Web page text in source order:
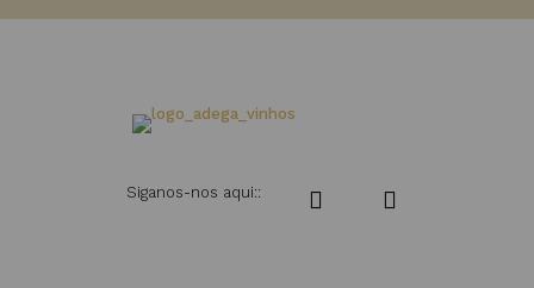
Siganos-nos aqui::